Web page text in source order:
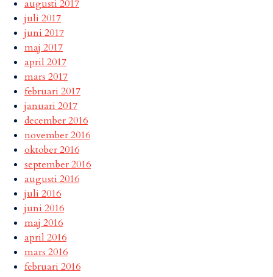
augusti 2017
juli 2017
juni 2017
maj 2017
april 2017
mars 2017
februari 2017
januari 2017
december 2016
november 2016
oktober 2016
september 2016
augusti 2016
juli 2016
juni 2016
maj 2016
april 2016
mars 2016
februari 2016